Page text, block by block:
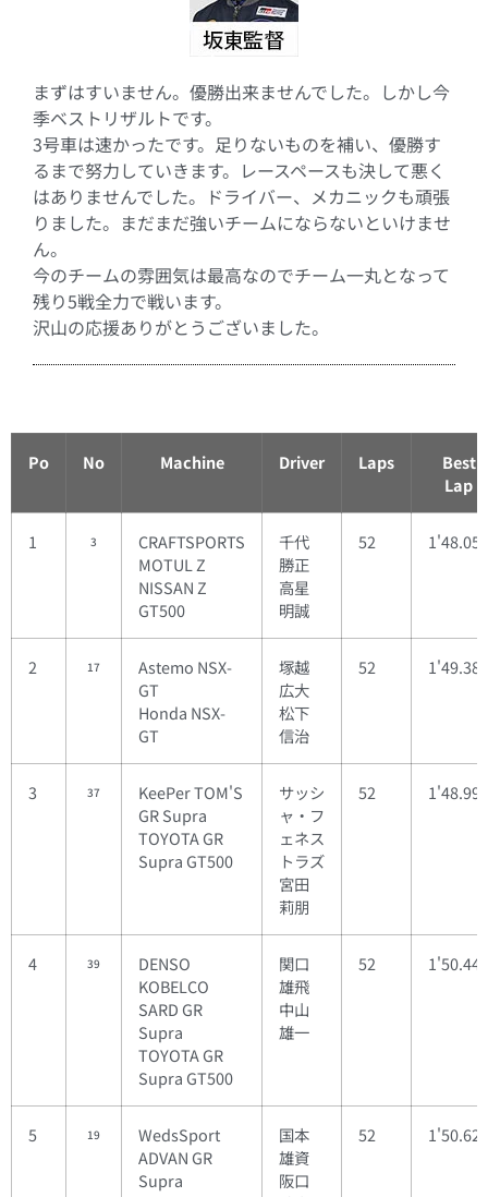
まずはすいません。優勝出来ませんでした。しかし今
季ベストリザルトです。
3号車は速かったです。足りないものを補い、優勝す
るまで努力していきます。レースペースも決して悪く
はありませんでした。ドライバー、メカニックも頑張
りました。まだまだ強いチームにならないといけませ
ん。
今のチームの雰囲気は最高なのでチーム一丸となって
残り5戦全力で戦います。
沢山の応援ありがとうございました。
Po No Machine Driver Laps
Best
Lap
1 3
CRAFTSPORTS
MOTUL Z
NISSAN Z
GT500
千代
勝正
高星
明誠
52 1'48.055
2 17
Astemo NSX-
GT
Honda NSX-
GT
塚越
広大
松下
信治
52 1'49.389
3 37
KeePer TOM'S
GR Supra
TOYOTA GR
Supra GT500
サッシ
ャ・フ
ェネス
トラズ
宮田
莉朋
52 1'48.997
4 39
DENSO
KOBELCO
SARD GR
Supra
TOYOTA GR
Supra GT500
関口
雄飛
中山
雄一
52 1'50.441
5 19
WedsSport
ADVAN GR
Supra
国本
雄資
阪口
52 1'50.628